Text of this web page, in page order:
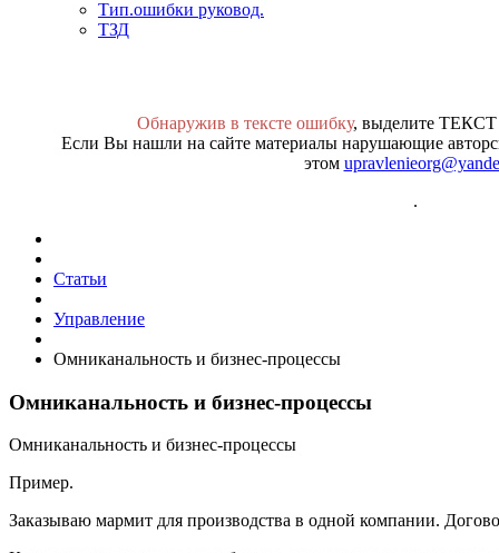
Тип.ошибки руковод.
ТЗД
Обнаружив в тексте ошибку, выделите
Если Вы нашли на сайте материалы нарушающие
этом
.
Статьи
Управление
Омниканальность и бизнес-процессы
Омниканальность и бизнес-процессы
Омниканальность и бизнес-процессы
Пример.
Заказываю мармит для производства в одной компании.